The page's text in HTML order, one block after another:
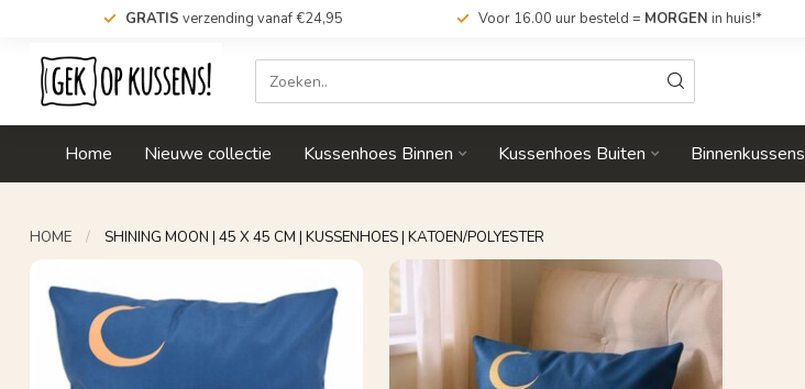
GRATIS verzending vanaf €24,95 Voor 16.00 uur besteld = MORGEN in huis!*
Home Nieuwe collectie Kussenhoes Binnen Kussenhoes Buiten Binnenkussens
HOME / SHINING MOON | 45 X 45 CM | KUSSENHOES | KATOEN/POLYESTER